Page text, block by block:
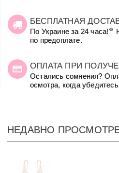
БЕСПЛАТНАЯ
По Украине за 24 часа! ☺
по предоплате.
ОПЛАТА ПРИ
Остались сомнения?
осмотра, когда
НЕДАВНО